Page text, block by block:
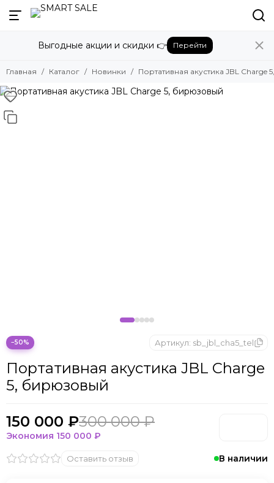
Выгодные акции и скидки 👉 Перейти
Главная Каталог Новинки Портативная акустика JBL
−50%
В наличии
Портативная акустика JBL Charge
5, бирюзовый
Артикул: sb_jbl_cha5_tel
Оставить отзыв
150 000 ₽300 000 ₽
Экономия 150 000 ₽